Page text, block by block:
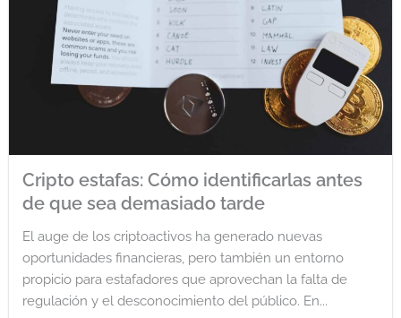
Cripto estafas: Cómo identificarlas antes
de que sea demasiado tarde
El auge de los criptoactivos ha generado nuevas
oportunidades financieras, pero también un entorno
propicio para estafadores que aprovechan la falta de
regulación y el desconocimiento del público. En...